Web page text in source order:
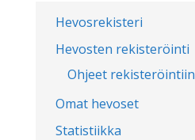
Hevosrekisteri
Hevosten rekisteröinti
Ohjeet rekisteröintiin
Omat hevoset
Statistiikka